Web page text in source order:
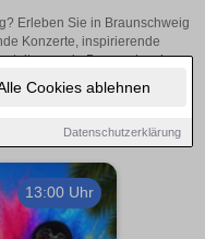
Cookies ablehnen
Datenschutzerklärung
Erleben Sie in Braunschweig
Konzerte, inspirierende
in Braunschweig –
und Tickets.
13:00 Uhr